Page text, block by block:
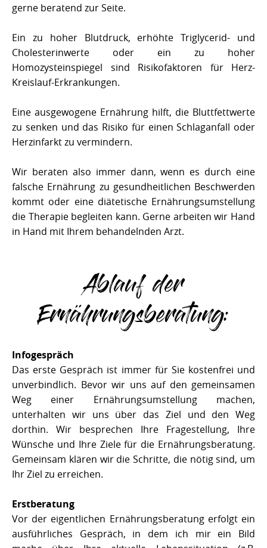
gerne beratend zur Seite.
Ein zu hoher Blutdruck, erhöhte Triglycerid- und
Cholesterinwerte oder ein zu hoher
Homozysteinspiegel sind Risikofaktoren für Herz-
Kreislauf-Erkrankungen.
Eine ausgewogene Ernährung hilft, die Bluttfettwerte
zu senken und das Risiko für einen Schlaganfall oder
Herzinfarkt zu vermindern.
Wir beraten also immer dann, wenn es durch eine
falsche Ernährung zu gesundheitlichen Beschwerden
kommt oder eine diätetische Ernährungsumstellung
die Therapie begleiten kann. Gerne arbeiten wir Hand
in Hand mit Ihrem behandelnden Arzt.
Ablauf der
Ernährungsberatung:
Infogespräch
Das erste Gespräch ist immer für Sie kostenfrei und
unverbindlich. Bevor wir uns auf den gemeinsamen
Weg einer Ernährungsumstellung machen,
unterhalten wir uns über das Ziel und den Weg
dorthin. Wir besprechen Ihre Fragestellung, Ihre
Wünsche und Ihre Ziele für die Ernährungsberatung.
Gemeinsam klären wir die Schritte, die nötig sind, um
Ihr Ziel zu erreichen.
Erstberatung
Vor der eigentlichen Ernährungsberatung erfolgt ein
ausführliches Gespräch, in dem ich mir ein Bild